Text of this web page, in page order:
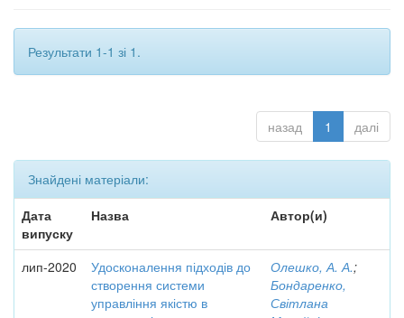
Результати 1-1 зі 1.
назад 1 далі
Знайдені матеріали:
Дата
випуску
Назва Автор(и)
лип-2020
Удосконалення підходів до
створення системи
управління якістю в
Олешко, А. А.;
Бондаренко,
Світлана